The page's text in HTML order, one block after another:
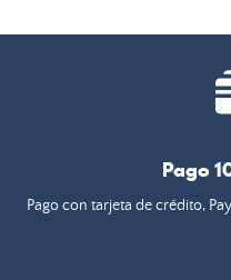
Pago
Pago con tarjeta de crédito,